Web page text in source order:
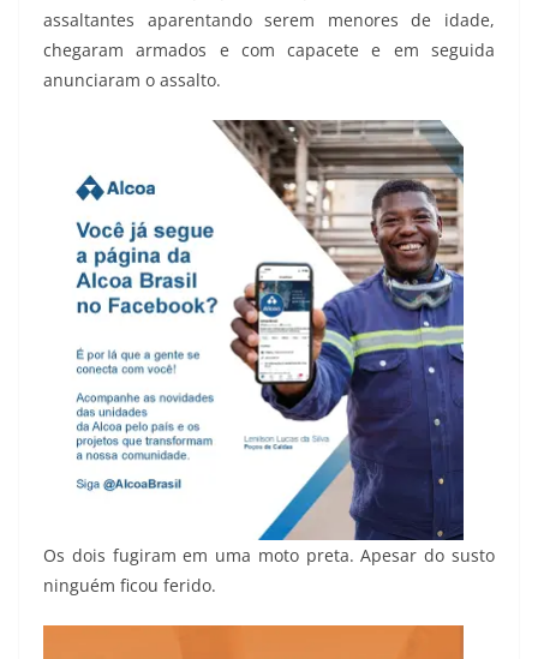
assaltantes aparentando serem menores de idade,
chegaram armados e com capacete e em seguida
anunciaram o assalto.
Os dois fugiram em uma moto preta. Apesar do susto
ninguém ficou ferido.